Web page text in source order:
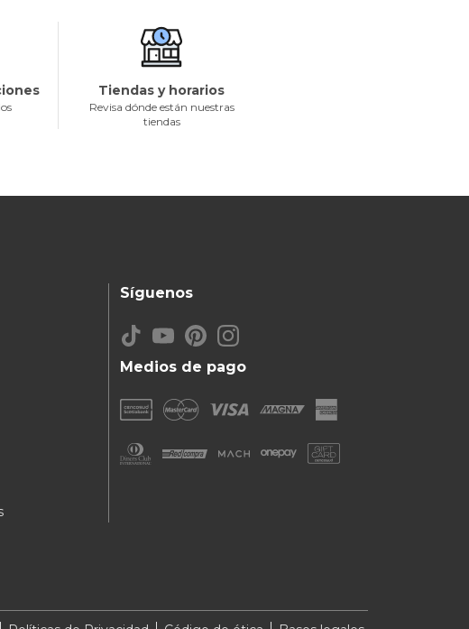
Tiendas y horarios
Revisa dónde están nuestras
tiendas
Medios de pago
Síguenos